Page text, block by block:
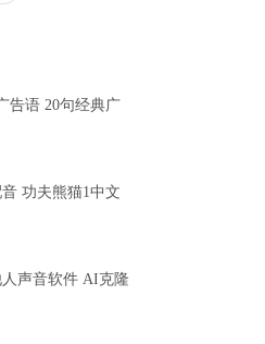
句经典广
功夫熊猫1中文
声音软件 AI克隆